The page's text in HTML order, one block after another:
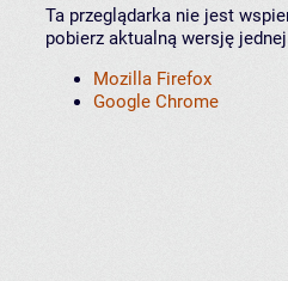
Ta przeglądarka nie jest
pobierz aktualną wersję
Mozilla Firefox
Google Chrome